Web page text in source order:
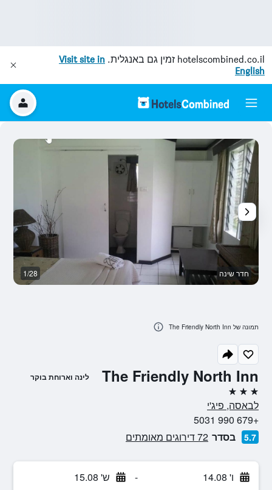
hotelscombined.co.il זמין גם באנגלית. Visit site in
English
The Friendly North Inn לינה וארוחת בוקר
3 כוכבים
לבאסה, פיג'י
+679 990 5031
5.7 בסדר 72 דירוגים מאומתים
ו' 14.08 - ש' 15.08
חדר שינה 1/28
תמונה של The Friendly North Inn